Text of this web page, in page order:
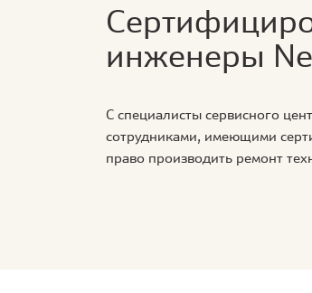
инженеры
С специалисты сервисного
сотрудниками, имеющими
право производить ремонт